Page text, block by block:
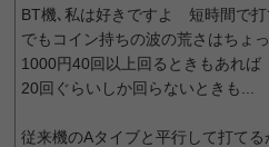
BT機､私は好きですよ 短時間で打
でもコイン持ちの波の荒さはちょ
1000円40回以上回るときもあれば
20回ぐらいしか回らないときも...
従来機のAタイブと平行して打てる